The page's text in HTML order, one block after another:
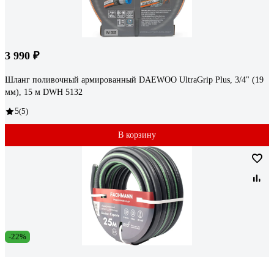
3 990 ₽
Шланг поливочный армированный DAEWOO UltraGrip Plus, 3/4" (19
мм), 15 м DWH 5132
5(5)
В корзину
-22%